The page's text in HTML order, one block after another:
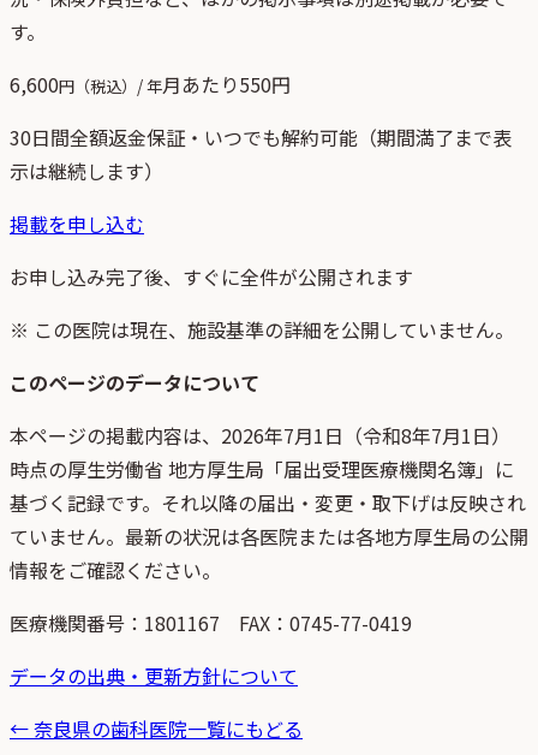
す。
6,600円（税込）/ 年月あたり550円
30日間全額返金保証・いつでも解約可能（期間満了まで表
示は継続します）
掲載を申し込む
お申し込み完了後、すぐに全件が公開されます
※ この医院は現在、施設基準の詳細を公開していません。
このページのデータについて
本ページの掲載内容は、 2026年7月1日 （令和8年7月1日）
時点の厚生労働省 地方厚生局「届出受理医療機関名簿」 に
基づく記録です。それ以降の届出・変更・取下げは反映され
ていません。最新の状況は各医院または各地方厚生局の公開
情報をご確認ください。
医療機関番号： 1801167 FAX：0745-77-0419
データの出典・更新方針について
←奈良県の歯科医院一覧にもどる